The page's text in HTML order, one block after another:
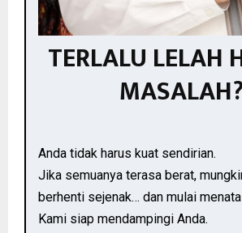
TERLALU LELAH
Anda tidak harus kuat sendirian.
Jika semuanya terasa berat,
berhenti sejenak… dan mulai menata
Kami siap mendampingi Anda.